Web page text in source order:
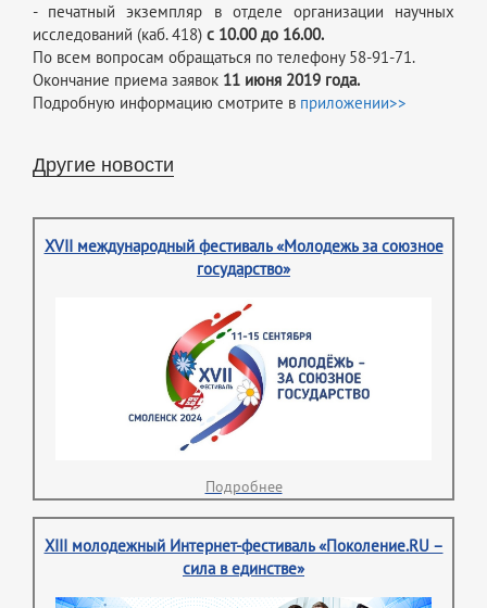
- печатный экземпляр в отделе организации научных
исследований (каб. 418) с 10.00 до 16.00.
По всем вопросам обращаться по телефону 58-91-71.
Окончание приема заявок 11 июня 2019 года.
Подробную информацию смотрите в приложении>>
Другие новости
XVII международный фестиваль «Молодежь за союзное
государство»
Подробнее
XIII молодежный Интернет-фестиваль «Поколение.RU –
сила в единстве»